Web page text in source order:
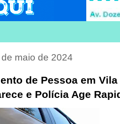
maio de 2024
de Pessoa em
e Polícia Age